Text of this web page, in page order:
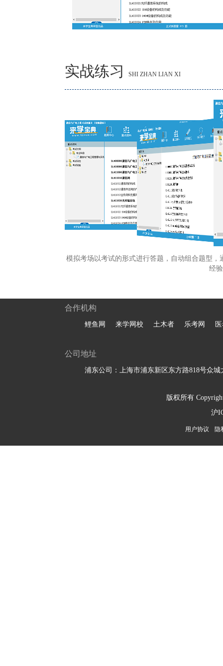
实战练习 SHI ZHAN LIAN XI
模拟考场以考试的形式进行答题，自动组合题型
经
合作机构
鲤鱼网 来学网校 土木者 乐考网
公司地址
浦东公司：上海市浦东新区东方路818号众城
版权所有
沪
用户协议 隐